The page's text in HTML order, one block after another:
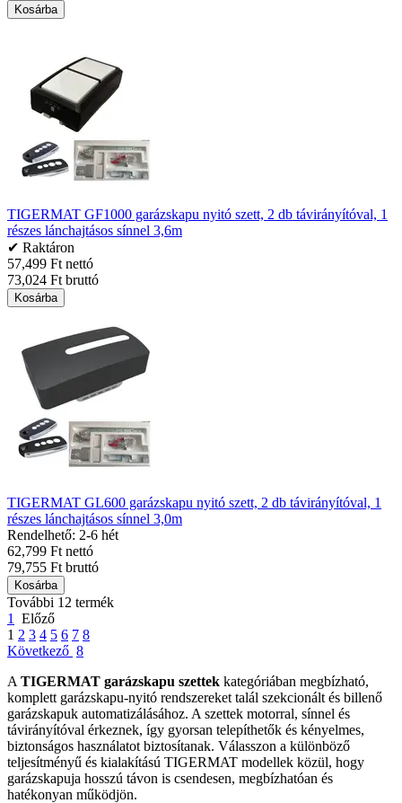
Kosárba
TIGERMAT GF1000 garázskapu nyitó szett, 2 db távirányítóval, 1
részes lánchajtásos sínnel 3,6m
✔ Raktáron
57,499 Ft nettó
73,024 Ft bruttó
Kosárba
TIGERMAT GL600 garázskapu nyitó szett, 2 db távirányítóval, 1
részes lánchajtásos sínnel 3,0m
Rendelhető: 2-6 hét
62,799 Ft nettó
79,755 Ft bruttó
Kosárba
További 12 termék
1
Előző
1 2 3 4 5 6 7 8
Következő 8
A TIGERMAT garázskapu szettek kategóriában megbízható,
komplett garázskapu-nyitó rendszereket talál szekcionált és billenő
garázskapuk automatizálásához. A szettek motorral, sínnel és
távirányítóval érkeznek, így gyorsan telepíthetők és kényelmes,
biztonságos használatot biztosítanak. Válasszon a különböző
teljesítményű és kialakítású TIGERMAT modellek közül, hogy
garázskapuja hosszú távon is csendesen, megbízhatóan és
hatékonyan működjön.